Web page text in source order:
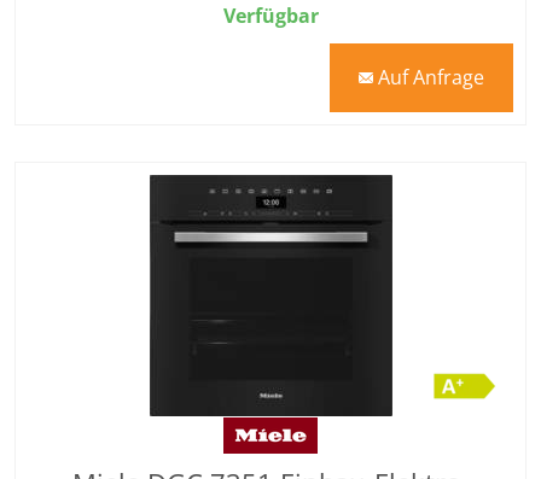
Verfügbar
mail Auf Anfrage